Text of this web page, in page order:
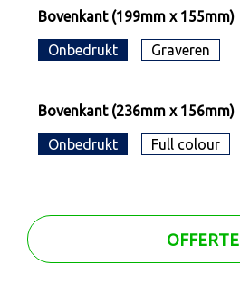
Bovenkant (199mm x 155mm)
Onbedrukt Graveren
Bovenkant (236mm x 156mm)
Onbedrukt Full colour
OFFERTE